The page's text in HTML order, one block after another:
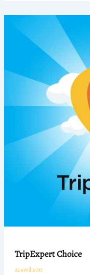
TripExpert Choice
21 avril 2017